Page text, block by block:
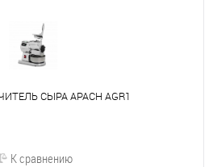
СЫРА APACH AGR1
К сравнению